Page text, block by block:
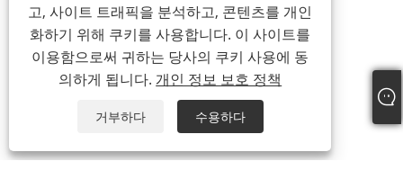
고, 사이트 트래픽을 분석하고, 콘텐츠를 개인
화하기 위해 쿠키를 사용합니다. 이 사이트를
이용함으로써 귀하는 당사의 쿠키 사용에 동
의하게 됩니다. 개인 정보 보호 정책
거부하다 수용하다